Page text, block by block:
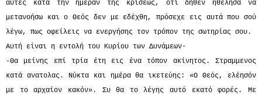
αυτές κατά την ημέραν της κρίσεως, ότι δήθεν ηθέλησα να
μετανοήσω και ο Θεός δεν με εδέχθη, πρόσεχε εις αυτά που σού
λέγω, πως οφείλεις να ενεργήσης τον τρόπον της σωτηρίας σου.
Αυτή είναι η εντολή του Κυρίου των Δυνάμεων·
-Θα μείνης επί τρία έτη εις ένα τόπον ακίνητος. Στραμμενος
κατά ανατολας. Νύκτα και ημέρα θα ικετεύης: «Ο Θεός, ελέησόν
με το αρχαίον κακόν». Συ θα το λέγης αυτό εκατό φορές. Με